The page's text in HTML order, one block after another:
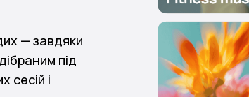
— завдяки
під
сесій і